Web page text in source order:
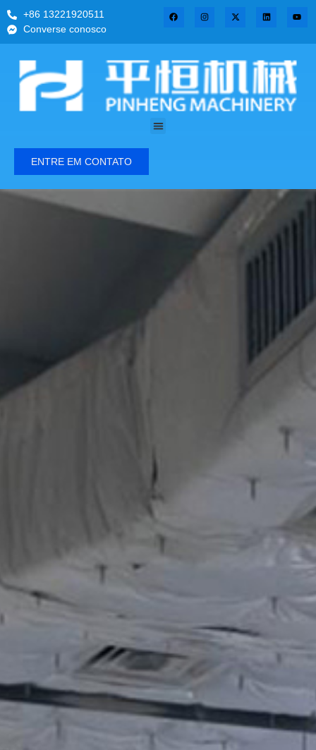
+86 13221920511
Converse conosco
ENTRE EM CONTATO